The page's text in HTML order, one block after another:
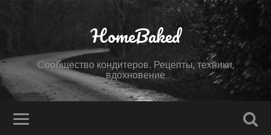
HomeBaked
Сообщество кондитеров. Рецепты, техники,
вдохновение